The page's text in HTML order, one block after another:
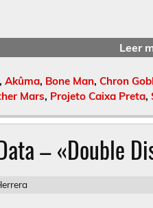
Leer
, Akûma, Bone Man, Chron
Mars, Projeto Caixa Preta,
– «Double